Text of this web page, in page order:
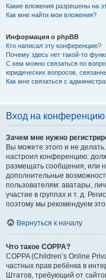
Какие вложения разрешены на
Как мне найти мои вложения?
Информация о phpBB
Кто написал эту конференцию?
Почему здесь нет такой-то
С кем можно связаться по
юридических вопросов,
Как мне связаться с
Вход на конференцию
Зачем мне нужно
Вы можете этого и не
настроил конференцию:
размещать сообщения, или
дополнительные
пользователям: аватары,
участие в группах и т. д.
поэтому мы рекомендуем это
Вернуться к началу
Что такое COPPA?
COPPA (Children’s Online
частных прав ребёнка в
Штатов, требующий от